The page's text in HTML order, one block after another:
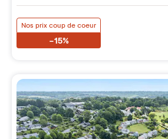
Nos prix coup de coeur
-15%